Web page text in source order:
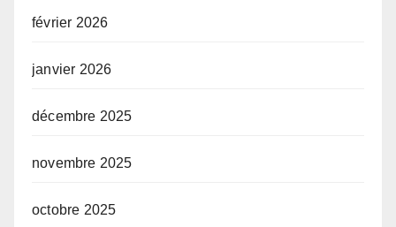
février 2026
janvier 2026
décembre 2025
novembre 2025
octobre 2025